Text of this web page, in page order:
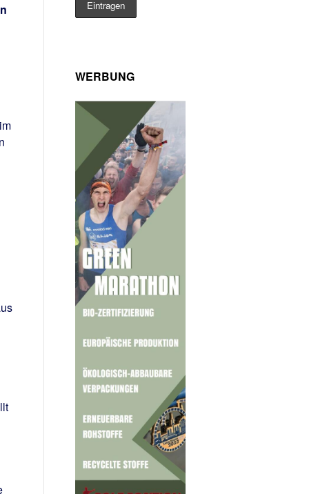
WERBUNG